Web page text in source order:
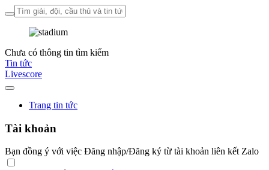
Chưa có thông tin tìm kiếm
Tin tức
Livescore
Trang tin tức
Tài khoản
Bạn đồng ý với việc Đăng nhập/Đăng ký từ tài khoản liên kết Zalo